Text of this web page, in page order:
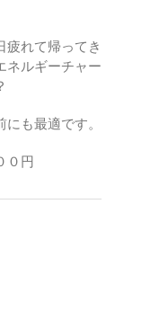
疲れて帰ってき
ネルギーチャー
も最適です。
０円